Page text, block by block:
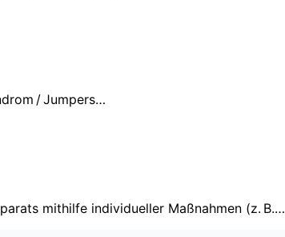
/ Jumpers…
mithilfe individueller Maßnahmen (z. B.…